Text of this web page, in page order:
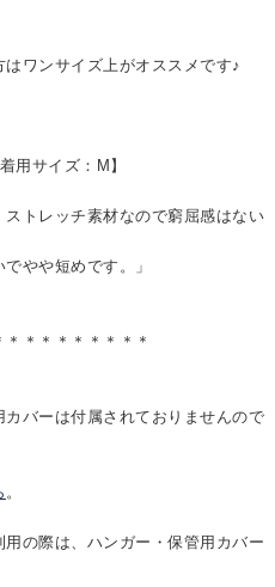
ワンサイズ上がオススメです♪
用サイズ：M】
トレッチ素材なので窮屈感はない
やや短めです。」
＊＊＊＊＊＊＊＊
バーは付属されておりませんので
。
の際は、ハンガー・保管用カバー